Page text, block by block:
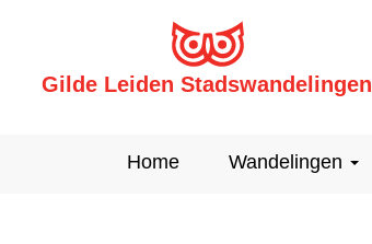
Gilde Leiden Stadswandelingen
Home Wandelingen